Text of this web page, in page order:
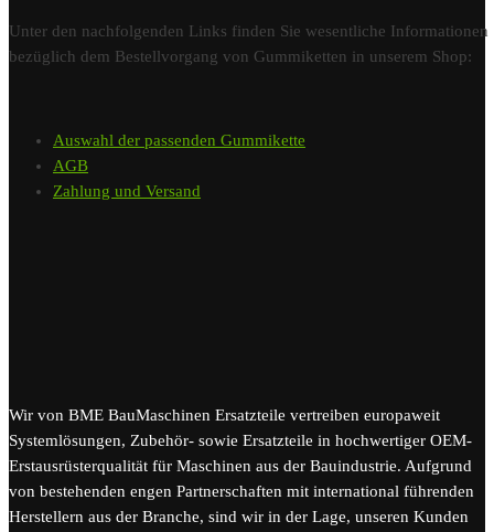
Unter den nachfolgenden Links finden Sie wesentliche Informationen
bezüglich dem Bestellvorgang von Gummiketten in unserem Shop:
Auswahl der passenden Gummikette
AGB
Zahlung und Versand
Wir von BME BauMaschinen Ersatzteile vertreiben europaweit
Systemlösungen, Zubehör- sowie Ersatzteile in hochwertiger OEM-
Erstausrüsterqualität für Maschinen aus der Bauindustrie. Aufgrund
von bestehenden engen Partnerschaften mit international führenden
Herstellern aus der Branche, sind wir in der Lage, unseren Kunden